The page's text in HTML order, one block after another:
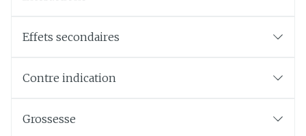
Effets secondaires
Contre indication
Grossesse